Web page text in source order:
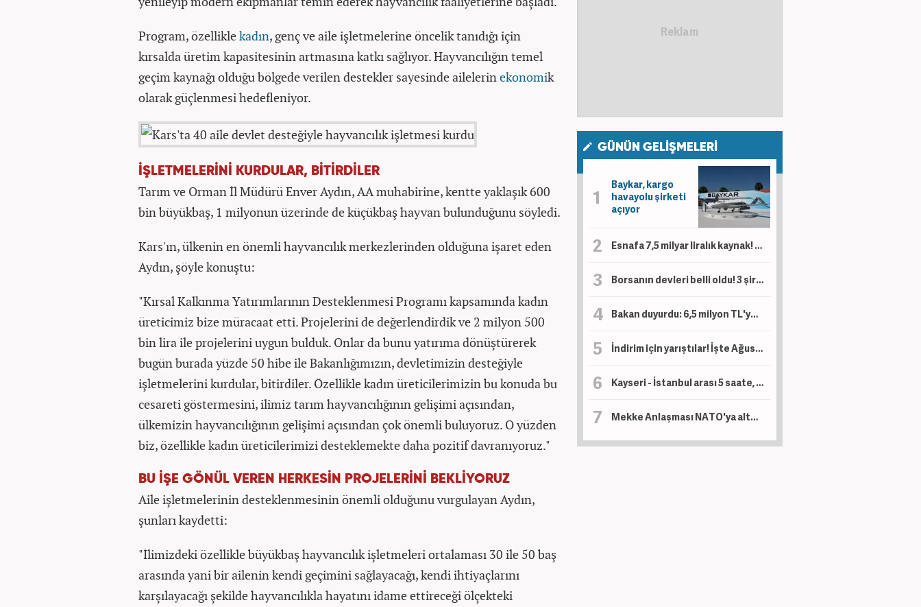
Program, özelliklekadın, genç ve aile işletmelerine öncelik tanıdığı için
kırsalda üretim kapasitesinin artmasına katkı sağlıyor. Hayvancılığın temel
geçim kaynağı olduğu bölgede verilen destekler sayesinde ailelerinekonomik
olarak güçlenmesi hedefleniyor.
İŞLETMELERİNİ KURDULAR, BİTİRDİLER
Tarım ve Orman İl Müdürü Enver Aydın, AA muhabirine, kentte yaklaşık 600
bin büyükbaş, 1 milyonun üzerinde de küçükbaş hayvan bulunduğunu söyledi.
Kars'ın, ülkenin en önemli hayvancılık merkezlerinden olduğuna işaret eden
Aydın, şöyle konuştu:
"Kırsal Kalkınma Yatırımlarının Desteklenmesi Programı kapsamında kadın
üreticimiz bize müracaat etti. Projelerini de değerlendirdik ve 2 milyon 500
bin lira ile projelerini uygun bulduk. Onlar da bunu yatırıma dönüştürerek
bugün burada yüzde 50 hibe ile Bakanlığımızın, devletimizin desteğiyle
işletmelerini kurdular, bitirdiler. Özellikle kadın üreticilerimizin bu konuda bu
cesareti göstermesini, ilimiz tarım hayvancılığının gelişimi açısından,
ülkemizin hayvancılığının gelişimi açısından çok önemli buluyoruz. O yüzden
biz, özellikle kadın üreticilerimizi desteklemekte daha pozitif davranıyoruz."
BU İŞE GÖNÜL VEREN HERKESİN PROJELERİNİ BEKLİYORUZ
Aile işletmelerinin desteklenmesinin önemli olduğunu vurgulayan Aydın,
şunları kaydetti:
"İlimizdeki özellikle büyükbaş hayvancılık işletmeleri ortalaması 30 ile 50 baş
arasında yani bir ailenin kendi geçimini sağlayacağı, kendi ihtiyaçlarını
karşılayacağı şekilde hayvancılıkla hayatını idame ettireceği ölçekteki
GÜNÜN GELİŞMELERİ
Baykar, kargo
havayolu şirketi
açıyor
Esnafa 7,5 milyar liralık kaynak! 'Kesintisiz bir şekilde desteklemeye devam'
Borsanın devleri belli oldu! 3 şirketin piyasa değeri 1 trilyon lirayı aştı
Bakan duyurdu: 6,5 milyon TL'ye kadar destek sağlanacak!
İndirim için yarıştılar! İşte Ağustos ayı kampanyalı sıfır otomobil fiyatları!
Kayseri - İstanbul arası 5 saate, Kayseri - Ankara arası da 1 saat 45 dakikaya düşecek!
Mekke Anlaşması NATO'ya alternatif bir yapı değil!